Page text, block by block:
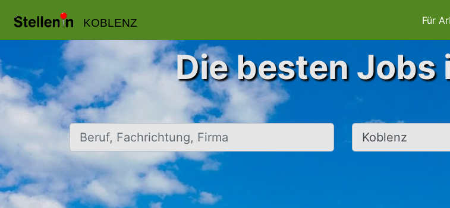
KOBLENZ Für
Die besten Jobs
Beruf, Fachrichtung, Firma Ort, Stadt